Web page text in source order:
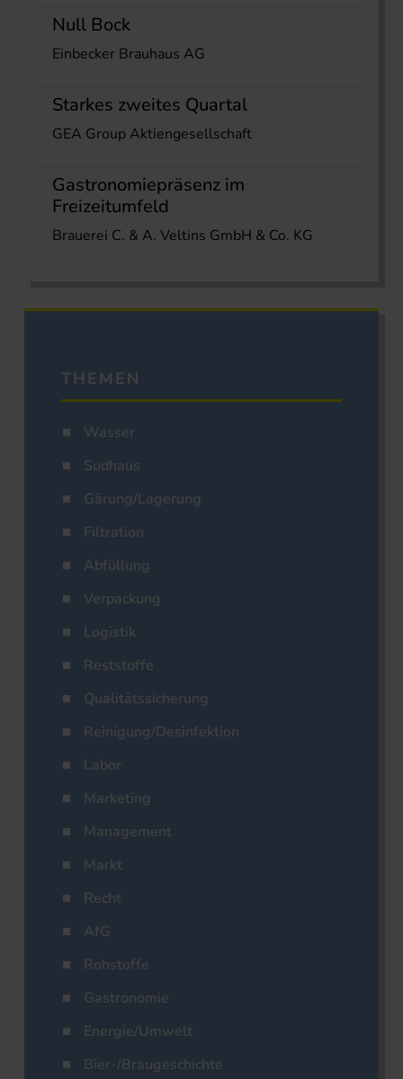
Null Bock
Einbecker Brauhaus AG
Starkes zweites Quartal
GEA Group Aktiengesellschaft
Gastronomiepräsenz im
Freizeitumfeld
Brauerei C. & A. Veltins GmbH & Co. KG
THEMEN
Wasser
Sudhaus
Gärung/Lagerung
Filtration
Abfüllung
Verpackung
Logistik
Reststoffe
Qualitätssicherung
Reinigung/Desinfektion
Labor
Marketing
Management
Markt
Recht
AfG
Rohstoffe
Gastronomie
Energie/Umwelt
Bier-/Braugeschichte